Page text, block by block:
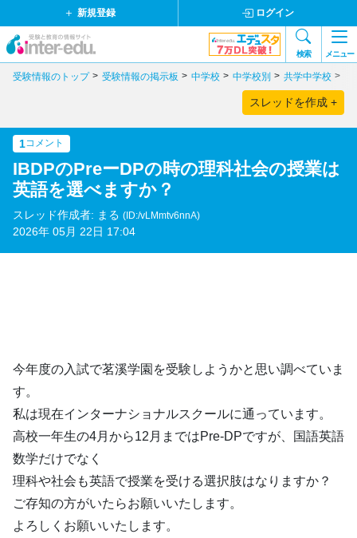
新規登録 ログイン
検索 メニュー
受験情報のトップ 受験情報の掲示板 中学校 中学校別 共学中学校
スレッドを作成 +
1コメント
IBDPのPreーDPの時の理科社会の授業は
英語を選べますか？
スレッド作成者: まる (ID:/vLMmtv6nnA)
2026年 05月 22日 17:04
今年度の入試で茗溪学園を受験しようかと思い調べていま
す。
私は現在インターナショナルスクールに通っています。
高校一年生の4月から12月まではPre-DPですが、国語英語
数学だけでなく
理科や社会も英語で授業を受ける選択肢はなりますか？
ご存知の方がいたらお願いいたします。
よろしくお願いいたします。